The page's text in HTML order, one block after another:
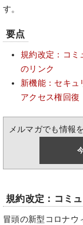
す。
要点
規約改定：コ
のリンク
新機能：セキュ
アクセス権回復
メルマガでも情報
規約改定：コミ
冒頭の新型コロナウ